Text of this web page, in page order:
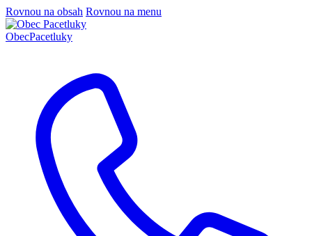
Rovnou na obsah Rovnou na menu
ObecPacetluky